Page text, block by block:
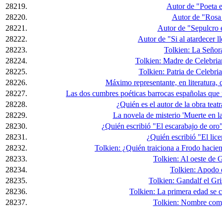
28219.
Autor de "Poeta
28220.
Autor de
28221.
Autor de "Sepulcro
28222.
Autor de "Si al atardecer
28223.
Tolkien: La
28224.
Tolkien: Madre de
28225.
Tolkien: Patria de
28226.
Máximo representante, en literatura,
28227.
Las dos cumbres poéticas barrocas españolas
28228.
¿Quién es el autor de la obra
28229.
La novela de misterio 'Muerte en
28230.
¿Quién escribió "El escarabajo de
28231.
¿Quién escribió "El
28232.
Tolkien: ¿Quién traiciona a Frodo
28233.
Tolkien: Al oeste de
28234.
Tolkien: Apodo
28235.
Tolkien: Gandalf el
28236.
Tolkien: La primera edad se
28237.
Tolkien: Nombre